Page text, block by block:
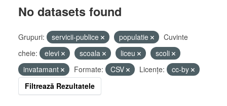
No datasets found
Grupuri: servicii-publice populatie
Cuvinte
cheie:
elevi scoala liceu
scoli
invatamant
Formate: CSV Licenţe:
cc-by
Filtrează Rezultatele